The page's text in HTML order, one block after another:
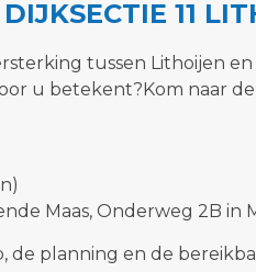
11
tussen Lithoijen en
u betekent?Kom naar
Maas, Onderweg 2B in
planning en de